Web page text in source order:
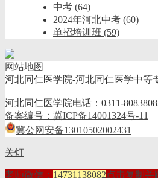
中考 (64)
2024年河北中考 (60)
单招培训班 (59)
网站地图
河北同仁医学院-河北同仁医学中等
河北同仁医学院电话：0311-
备案编号：冀ICP备14001324号-11
冀公网安备13010502002431
关灯
老师微信： 14731138082点击复制并